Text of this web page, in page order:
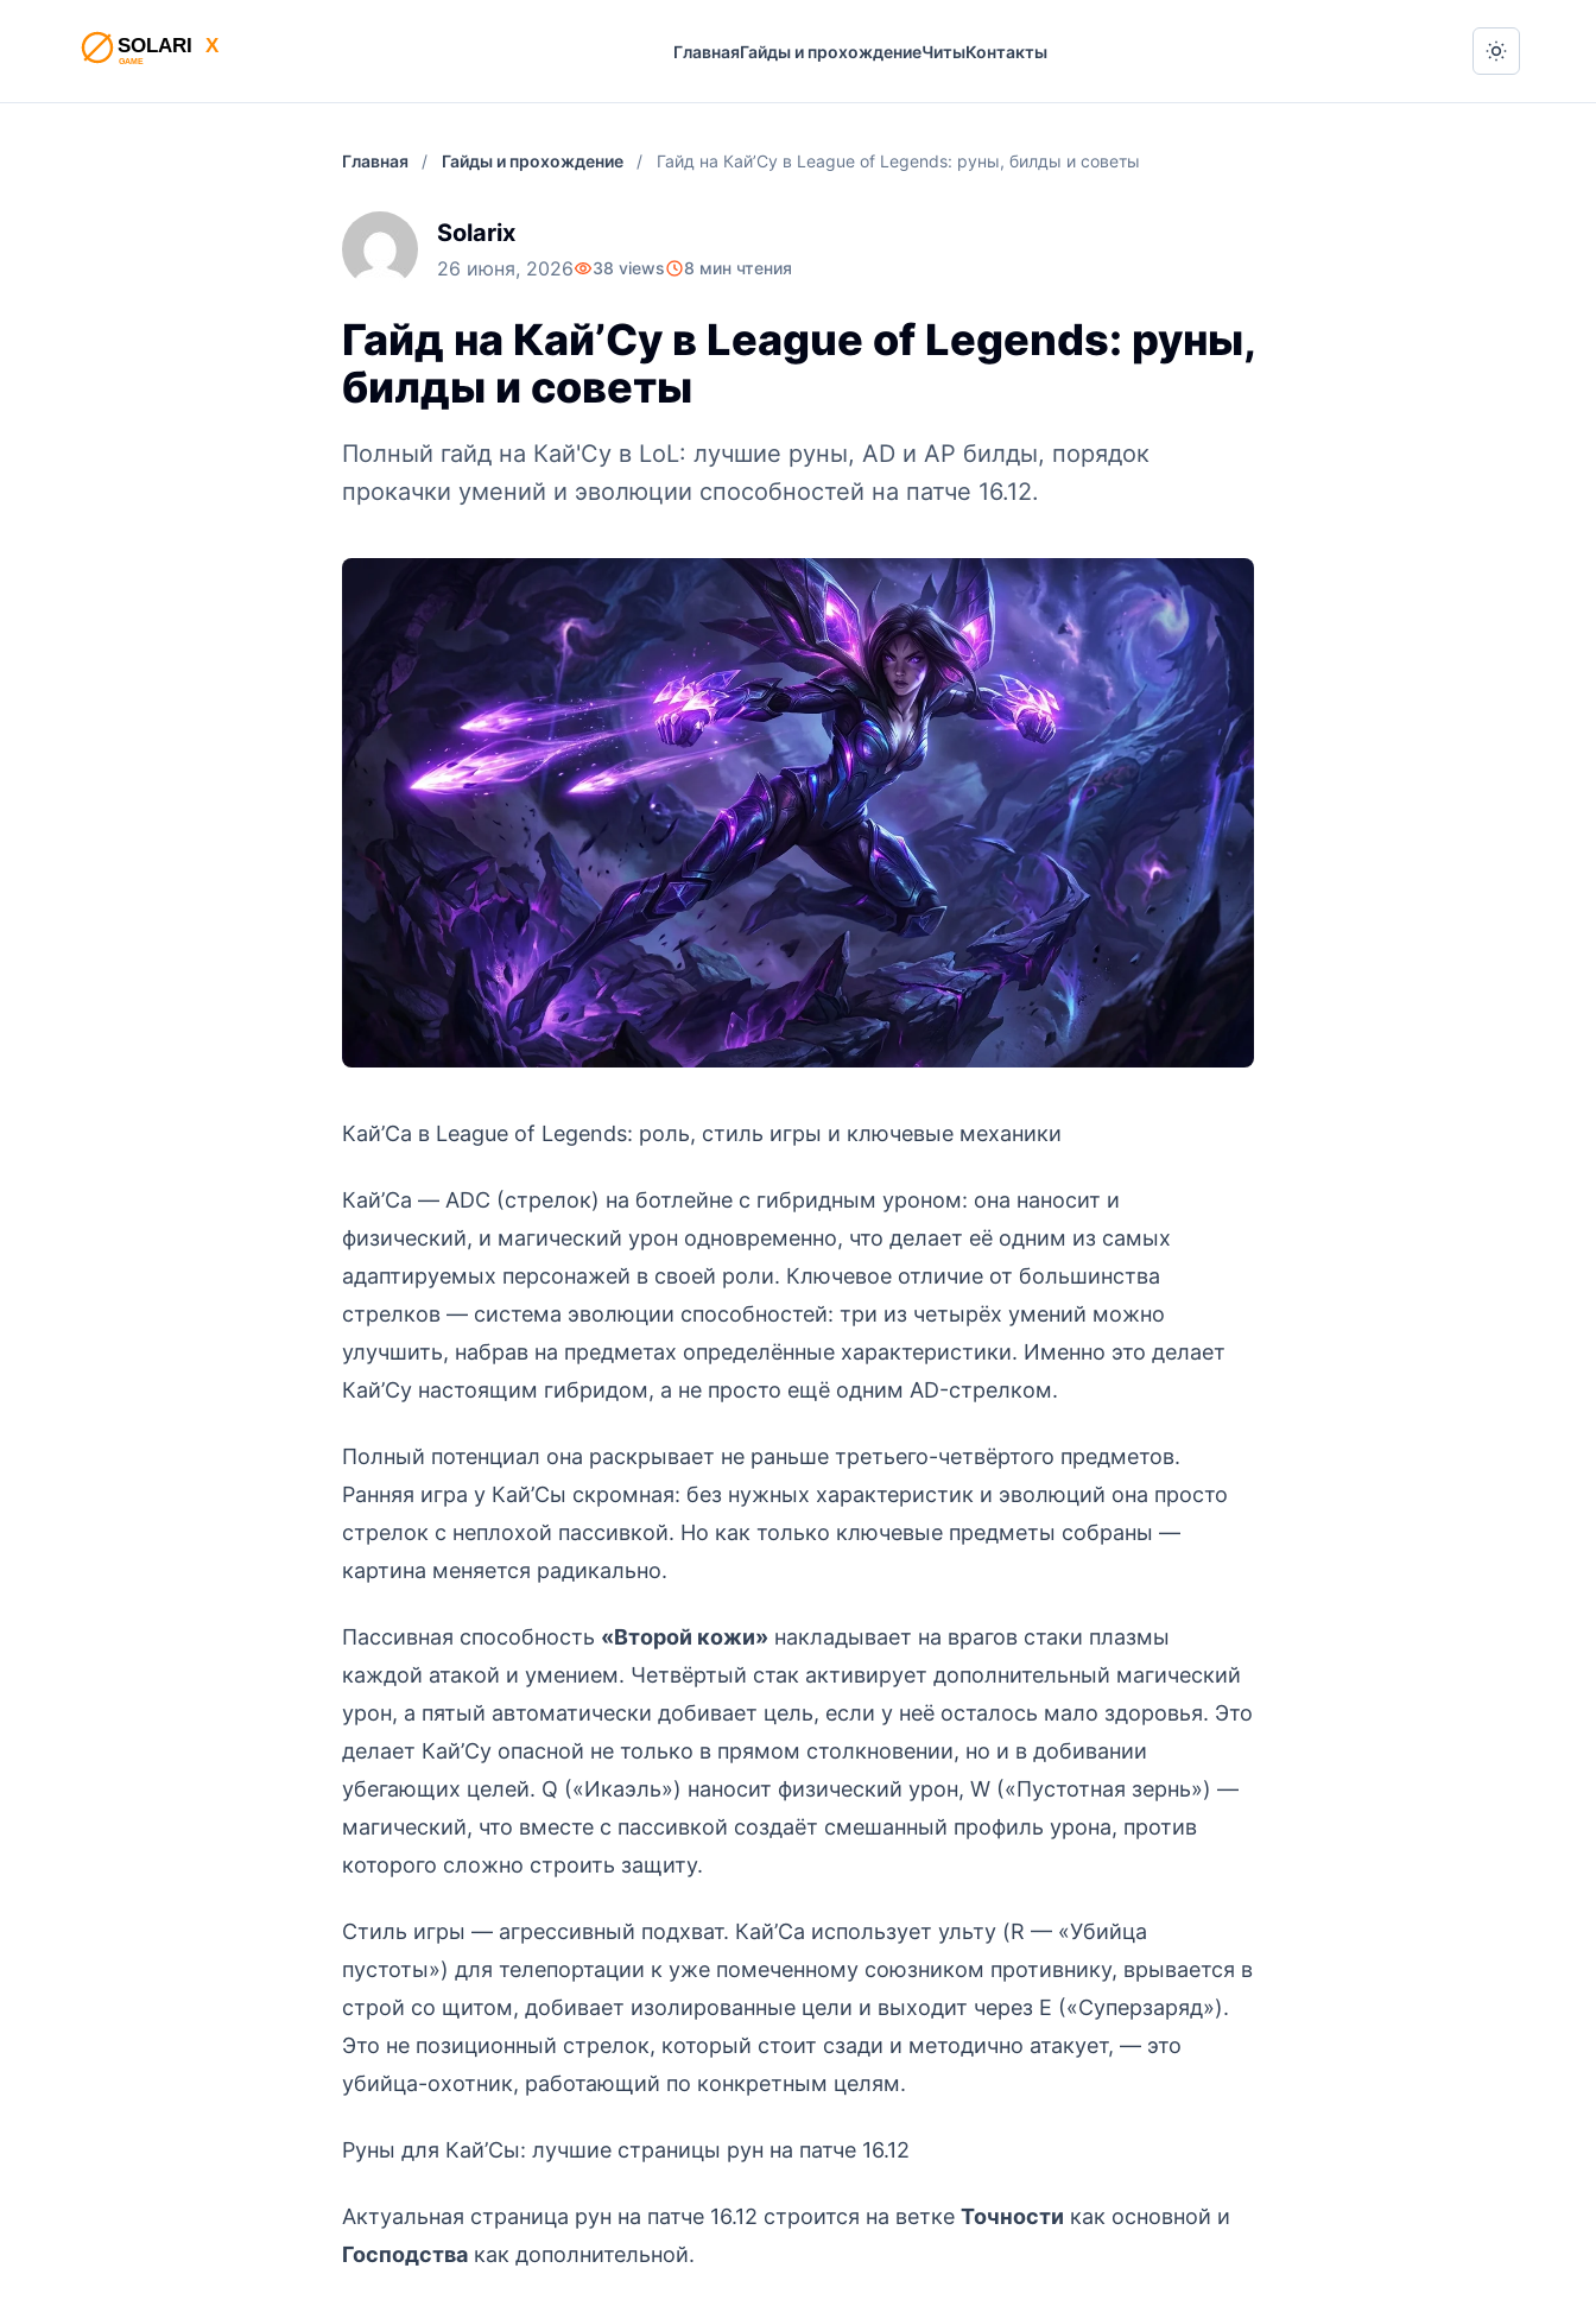
ГлавнаяГайды и прохождениеЧитыКонтакты Switch to
Главная / Гайды и прохождение / Гайд на Кай’Су в League of Legends: руны, билды и советы
Solarix
26 июня, 2026 38 views 8 мин чтения
Гайд на Кай’Су в League of Legends: руны,
билды и советы
Полный гайд на Кай'Су в LoL: лучшие руны, AD и AP билды, порядок
прокачки умений и эволюции способностей на патче 16.12.
Кай’Са в League of Legends: роль, стиль игры и ключевые механики
Кай’Са — ADC (стрелок) на ботлейне с гибридным уроном: она наносит и
физический, и магический урон одновременно, что делает её одним из самых
адаптируемых персонажей в своей роли. Ключевое отличие от большинства
стрелков — система эволюции способностей: три из четырёх умений можно
улучшить, набрав на предметах определённые характеристики. Именно это делает
Кай’Су настоящим гибридом, а не просто ещё одним AD-стрелком.
Полный потенциал она раскрывает не раньше третьего-четвёртого предметов.
Ранняя игра у Кай’Сы скромная: без нужных характеристик и эволюций она просто
стрелок с неплохой пассивкой. Но как только ключевые предметы собраны —
картина меняется радикально.
Пассивная способность «Второй кожи» накладывает на врагов стаки плазмы
каждой атакой и умением. Четвёртый стак активирует дополнительный магический
урон, а пятый автоматически добивает цель, если у неё осталось мало здоровья. Это
делает Кай’Су опасной не только в прямом столкновении, но и в добивании
убегающих целей. Q («Икаэль») наносит физический урон, W («Пустотная зернь») —
магический, что вместе с пассивкой создаёт смешанный профиль урона, против
которого сложно строить защиту.
Стиль игры — агрессивный подхват. Кай’Са использует ульту (R — «Убийца
пустоты») для телепортации к уже помеченному союзником противнику, врывается в
строй со щитом, добивает изолированные цели и выходит через E («Суперзаряд»).
Это не позиционный стрелок, который стоит сзади и методично атакует, — это
убийца-охотник, работающий по конкретным целям.
Руны для Кай’Сы: лучшие страницы рун на патче 16.12
Актуальная страница рун на патче 16.12 строится на ветке Точности как основной и
Господства как дополнительной.